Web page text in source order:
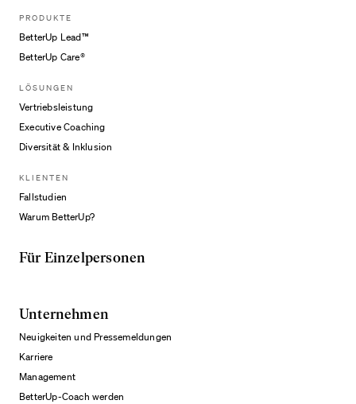
PRODUKTE
BetterUp Lead™
BetterUp Care®
LÖSUNGEN
Vertriebsleistung
Executive Coaching
Diversität & Inklusion
KLIENTEN
Fallstudien
Warum BetterUp?
Für Einzelpersonen
Unternehmen
Neuigkeiten und Pressemeldungen
Karriere
Management
BetterUp-Coach werden